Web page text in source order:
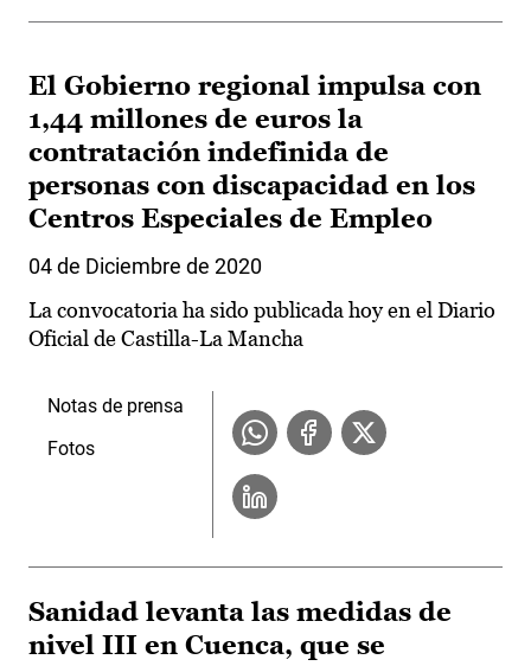
El Gobierno regional impulsa con
1,44 millones de euros la
contratación indefinida de
personas con discapacidad en los
Centros Especiales de Empleo
04 de Diciembre de 2020
La convocatoria ha sido publicada hoy en el Diario
Oficial de Castilla-La Mancha
Notas de prensa
Fotos
Sanidad levanta las medidas de
nivel III en Cuenca, que se